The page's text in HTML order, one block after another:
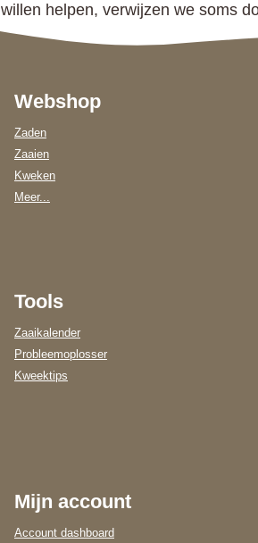
willen helpen, verwijzen we soms
Webshop
Zaden
Zaaien
Kweken
Meer...
Tools
Zaaikalender
Probleemoplosser
Kweektips
Mijn account
Account dashboard